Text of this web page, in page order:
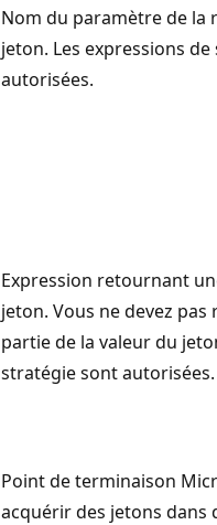
Nom du paramètre de la
jeton. Les expressions
autorisées.
Expression retournant
jeton. Vous ne devez pas
partie de la valeur du
stratégie sont autorisées.
Point de terminaison
acquérir des jetons dans